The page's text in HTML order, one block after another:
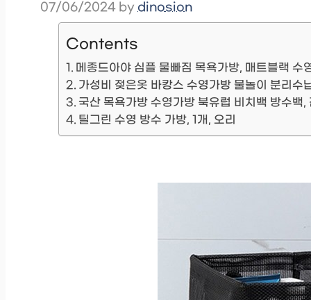
07/06/2024 by dinosion
Contents
메종드아야 심플 물빠짐 목욕가방, 매트블랙 수
가성비 젖은옷 바캉스 수영가방 물놀이 분리수
국산 목욕가방 수영가방 북유럽 비치백 방수백
틸그린 수영 방수 가방, 1개, 오리